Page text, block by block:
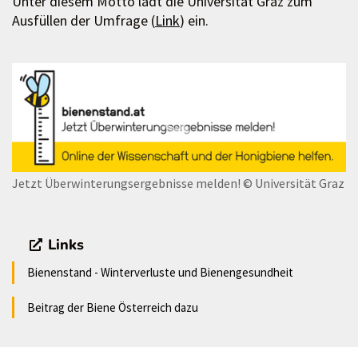
Ausfüllen der Umfrage (Link) ein.
Jetzt Überwinterungsergebnisse melden! © Universität Graz
Links
Bienenstand - Winterverluste und Bienengesundheit
Beitrag der Biene Österreich dazu